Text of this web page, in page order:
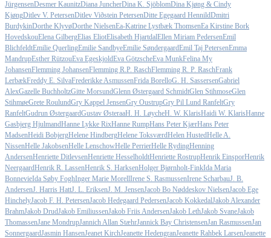
JürgensenDesmer KaunitzDiana JuncherDina K. SjöblomDina Kjøng & Cindy
KjøngDitlev V. PetersenDitlev Viðstein PetersenDitte Egegaard HennildDmitri
BurdykinDorthe KlyvøDorthe NielsenEa-Katrine Lystbæk ThomsenEa Kirstine Bork
HovedskouElena GilbergElias EliotElisabeth HjartdalEllen Miriam PedersenEmil
BlichfeldtEmilie QuerlingEmilie SandbyeEmilie SøndergaardEmil Taj PetersenEmma
MandrupEsther RützouEva EgeskjoldEva GötzscheEva MunkFelina My
JohansenFlemming JohansenFlemming R.P. RaschFlemming R. P. RaschFrank
LerbækFreddy E. SilvaFrederikke AsmussenFrida BorelloG. H. SassersenGabriel
AlexGazelle BuchholtzGitte MorsundGlenn Østergaard SchmidtGlen StihmoseGlen
StihmøeGrete RoulundGry Kappel JensenGry OustrupGry Pil Lund RanfeltGry
RanfeltGudrun ØstergaardGustav ØsteraaH. H. LøycheH. W. KlarisHaidi W. KlarisHanne
Gasbjerg HjulmandHanne Lykke RixHanne RumpHans Peter KjærHans Peter
MadsenHeidi BobjergHelene HindbergHelene ToksværdHelen HustedHelle A.
NissenHelle JakobsenHelle LenschowHelle PerrierHelle RydingHenning
AndersenHenriette DitlevsenHenriette HesselholdtHenriette RostrupHenrik EinsporHenrik
NeergaardHenrik R. LassenHenrik S. HarksenHolger Bjørnholt-FinkIda Maria
BonnevieIda Søby FoghInger Marie MorellIrene S. RasmussenIrene ScharbauJ. B.
AndersenJ. Harris HattJ. L. EriksenJ. M. JensenJacob Bo Nøddeskov NielsenJacob Ege
HinchelyJacob F. H. PetersenJacob Hedegaard PedersenJacob KokkedalJakob Alexander
BrahmJakob DrudJakob EmiliussenJakob Friis AndersenJakob LethJakob SvaneJakob
ThomassenJane MondrupJannich Allan StæhrJannick Bay ChristensenJan RasmussenJan
SonnergaardJasmin HansenJeanet KirchJeanette HedengranJeanette Rahbek LarsenJeanette